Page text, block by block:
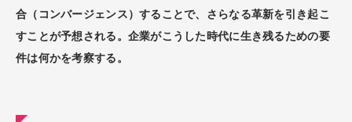
合（コンバージェンス）することで、さらなる革新を引き起こ
すことが予想される。企業がこうした時代に生き残るための要
件は何かを考察する。